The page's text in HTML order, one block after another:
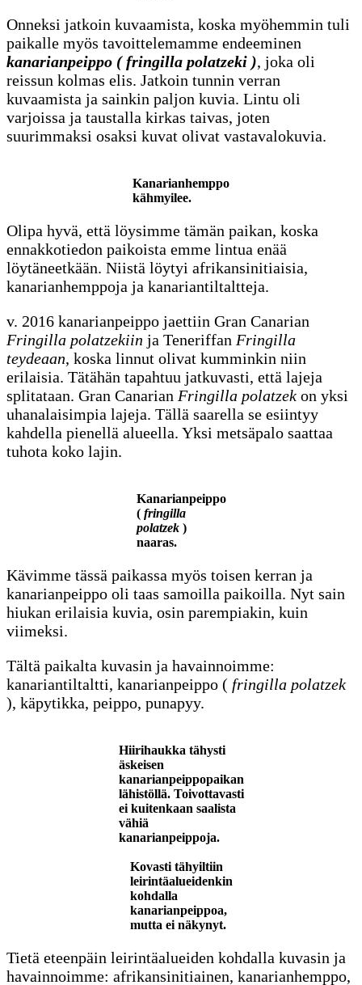
Onneksi jatkoin kuvaamista, koska myöhemmin tuli
paikalle myös tavoittelemamme endeeminen
kanarianpeippo ( fringilla polatzeki ), joka oli
reissun kolmas elis. Jatkoin tunnin verran
kuvaamista ja sainkin paljon kuvia. Lintu oli
varjoissa ja taustalla kirkas taivas, joten
suurimmaksi osaksi kuvat olivat vastavalokuvia.
Kanarianhemppo
kähmyilee.
Olipa hyvä, että löysimme tämän paikan, koska
ennakkotiedon paikoista emme lintua enää
löytäneetkään. Niistä löytyi afrikansinitiaisia,
kanarianhemppoja ja kanariantiltaltteja.
v. 2016 kanarianpeippo jaettiin Gran Canarian
Fringilla polatzekiin ja Teneriffan Fringilla
teydeaan, koska linnut olivat kumminkin niin
erilaisia. Tätähän tapahtuu jatkuvasti, että lajeja
splitataan. Gran Canarian Fringilla polatzek on yksi
uhanalaisimpia lajeja. Tällä saarella se esiintyy
kahdella pienellä alueella. Yksi metsäpalo saattaa
tuhota koko lajin.
Kanarianpeippo
( fringilla
polatzek)
naaras.
Kävimme tässä paikassa myös toisen kerran ja
kanarianpeippo oli taas samoilla paikoilla. Nyt sain
hiukan erilaisia kuvia, osin parempiakin, kuin
viimeksi.
Tältä paikalta kuvasin ja havainnoimme:
kanariantiltaltti, kanarianpeippo ( fringilla polatzek
), käpytikka, peippo, punapyy.
Hiirihaukka tähysti
äskeisen
kanarianpeippopaikan
lähistöllä. Toivottavasti
ei kuitenkaan saalista
vähiä
kanarianpeippoja.
Kovasti tähyiltiin
leirintäalueidenkin
kohdalla
kanarianpeippoa,
mutta ei näkynyt.
Tietä eteenpäin leirintäalueiden kohdalla kuvasin ja
havainnoimme: afrikansinitiainen, kanarianhemppo,